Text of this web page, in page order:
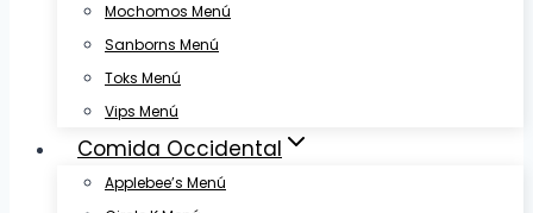
Mochomos Menú
Sanborns Menú
Toks Menú
Vips Menú
Comida Occidental
Applebee’s Menú